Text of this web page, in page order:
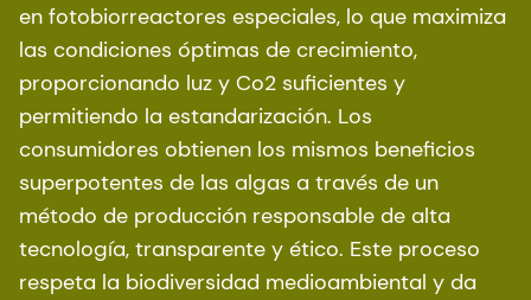
en fotobiorreactores especiales, lo que maximiza
las condiciones óptimas de crecimiento,
proporcionando luz y Co2 suficientes y
permitiendo la estandarización. Los
consumidores obtienen los mismos beneficios
superpotentes de las algas a través de un
método de producción responsable de alta
tecnología, transparente y ético. Este proceso
respeta la biodiversidad medioambiental y da